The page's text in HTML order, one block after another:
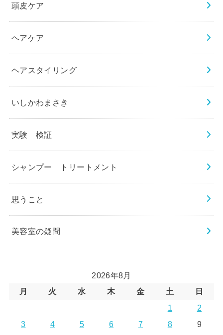
頭皮ケア
ヘアケア
ヘアスタイリング
いしかわまさき
実験 検証
シャンプー トリートメント
思うこと
美容室の疑問
2026年8月
月
火 水 木 金 土
日
1
2
3
4 5 6 7 8
9